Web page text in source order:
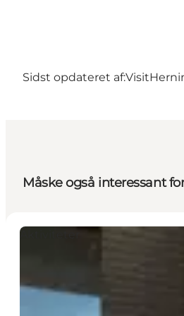
Sidst opdateret af:
Måske også interessant
Aktiviteter